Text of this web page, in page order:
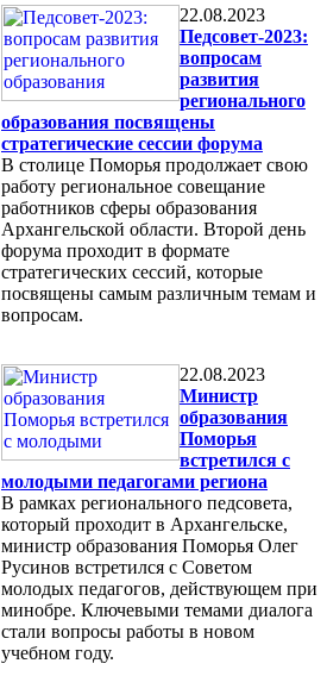
22.08.2023
Педсовет-2023:
вопросам
развития
регионального
образования посвящены
стратегические сессии форума
В столице Поморья продолжает свою
работу региональное совещание
работников сферы образования
Архангельской области. Второй день
форума проходит в формате
стратегических сессий, которые
посвящены самым различным темам и
вопросам.
22.08.2023
Министр
образования
Поморья
встретился с
молодыми педагогами региона
В рамках регионального педсовета,
который проходит в Архангельске,
министр образования Поморья Олег
Русинов встретился с Советом
молодых педагогов, действующем при
минобре. Ключевыми темами диалога
стали вопросы работы в новом
учебном году.